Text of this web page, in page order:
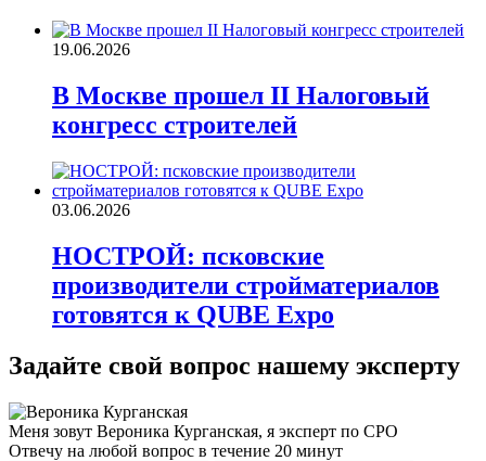
19.06.2026
В Москве прошел II Налоговый
конгресс строителей
03.06.2026
НОСТРОЙ: псковские
производители стройматериалов
готовятся к QUBE Expo
Задайте свой вопрос нашему эксперту
Меня зовут Вероника Курганская, я эксперт по СРО
Отвечу на любой вопрос в течение 20 минут